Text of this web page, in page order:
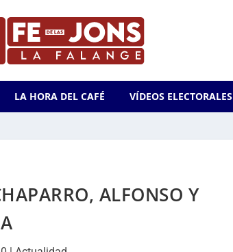
LA HORA DEL CAFÉ VÍDEOS ELECTORALES
ALFONSO Y